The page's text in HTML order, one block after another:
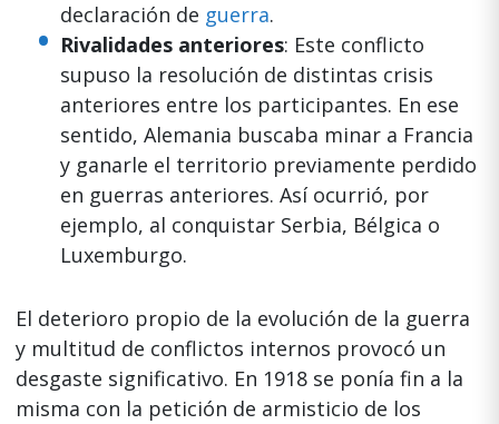
declaración de guerra.
Rivalidades anteriores: Este conflicto
supuso la resolución de distintas crisis
anteriores entre los participantes. En ese
sentido, Alemania buscaba minar a Francia
y ganarle el territorio previamente perdido
en guerras anteriores. Así ocurrió, por
ejemplo, al conquistar Serbia, Bélgica o
Luxemburgo.
El deterioro propio de la evolución de la guerra
y multitud de conflictos internos provocó un
desgaste significativo. En 1918 se ponía fin a la
misma con la petición de armisticio de los